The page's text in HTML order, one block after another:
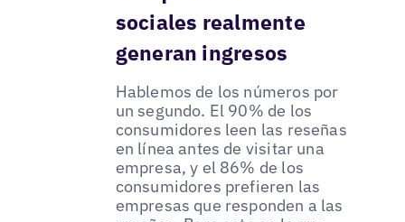
sociales realmente
generan ingresos
Hablemos de los números por
un segundo. El 90% de los
consumidores leen las reseñas
en línea antes de visitar una
empresa, y el 86% de los
consumidores prefieren las
empresas que responden a las